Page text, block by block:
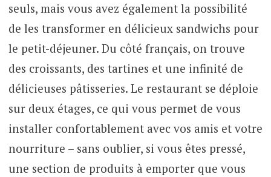
seuls, mais vous avez également la possibilité
de les transformer en délicieux sandwichs pour
le petit-déjeuner. Du côté français, on trouve
des croissants, des tartines et une infinité de
délicieuses pâtisseries. Le restaurant se déploie
sur deux étages, ce qui vous permet de vous
installer confortablement avec vos amis et votre
nourriture – sans oublier, si vous êtes pressé,
une section de produits à emporter que vous